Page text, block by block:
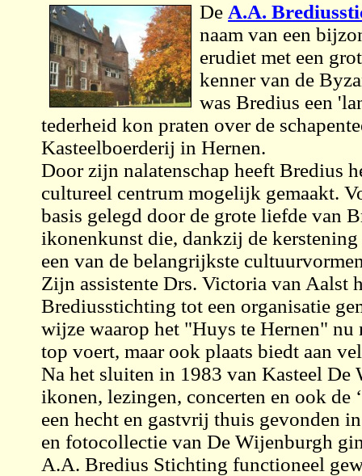
De A.A.
naam van een
erudiet met een
kenner van de
was Bredius een
tederheid kon praten over de
Kasteelboerderij in Hernen.
Door zijn nalatenschap heeft Bredius
cultureel centrum mogelijk gemaakt.
basis gelegd door de grote liefde van
ikonenkunst die, dankzij de
een van de belangrijkste
Zijn assistente Drs. Victoria van Aalst
Brediusstichting tot een organisatie
wijze waarop het "Huys te Hernen"
top voert, maar ook plaats biedt aan
Na het sluiten in 1983 van Kasteel
ikonen, lezingen, concerten en ook de
een hecht en gastvrij thuis gevonden
en fotocollectie van De Wijenburgh
A.A. Bredius Stichting functioneel